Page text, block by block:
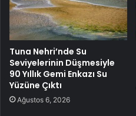
Tuna Nehri’nde Su
Seviyelerinin Düşmesiyle
90 Yıllık Gemi Enkazı Su
Yüzüne Çıktı
Ağustos 6, 2026